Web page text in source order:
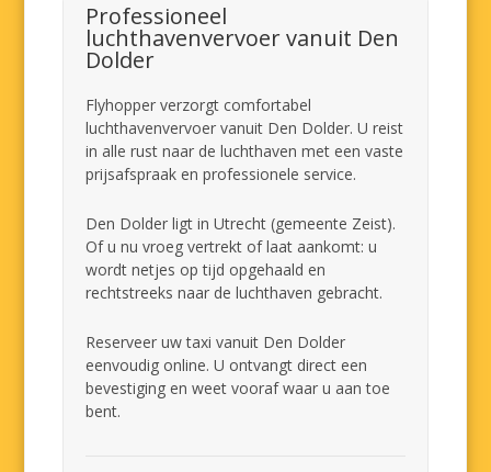
Professioneel
luchthavenvervoer vanuit Den
Dolder
Flyhopper verzorgt comfortabel
luchthavenvervoer vanuit Den Dolder. U reist
in alle rust naar de luchthaven met een vaste
prijsafspraak en professionele service.
Den Dolder ligt in Utrecht (gemeente Zeist).
Of u nu vroeg vertrekt of laat aankomt: u
wordt netjes op tijd opgehaald en
rechtstreeks naar de luchthaven gebracht.
Reserveer uw taxi vanuit Den Dolder
eenvoudig online. U ontvangt direct een
bevestiging en weet vooraf waar u aan toe
bent.